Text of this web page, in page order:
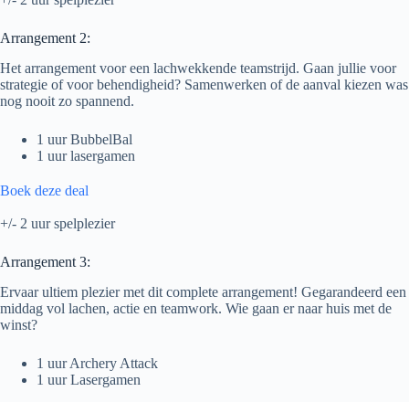
Arrangement 2:
Het arrangement voor een lachwekkende teamstrijd. Gaan jullie voor
strategie of voor behendigheid? Samenwerken of de aanval kiezen was
nog nooit zo spannend.
1 uur BubbelBal
1 uur lasergamen
Boek deze deal
+/- 2 uur spelplezier
Arrangement 3:
Ervaar ultiem plezier met dit complete arrangement! Gegarandeerd een
middag vol lachen, actie en teamwork. Wie gaan er naar huis met de
winst?
1 uur Archery Attack
1 uur Lasergamen